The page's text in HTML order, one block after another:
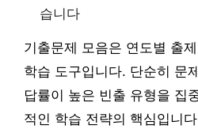
습니다
기출문제 모음은 연도별 출
학습 도구입니다. 단순히 문
답률이 높은 빈출 유형을 집
적인 학습 전략의 핵심입니